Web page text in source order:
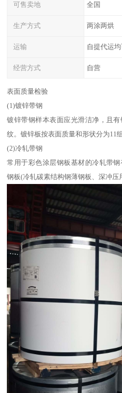
可售卖地 全国
生产方式 两涂两烘
运输 自提代运
经营方式 自营
表面质量检验
(1)镀锌带钢
镀锌带钢样本表面应光滑洁净，且
纹。镀锌板按表面质量和形状分为11
(2)冷轧带钢
常用于彩色涂层钢板基材的冷轧带
钢板(冷轧碳素结构钢薄钢板、深冲压